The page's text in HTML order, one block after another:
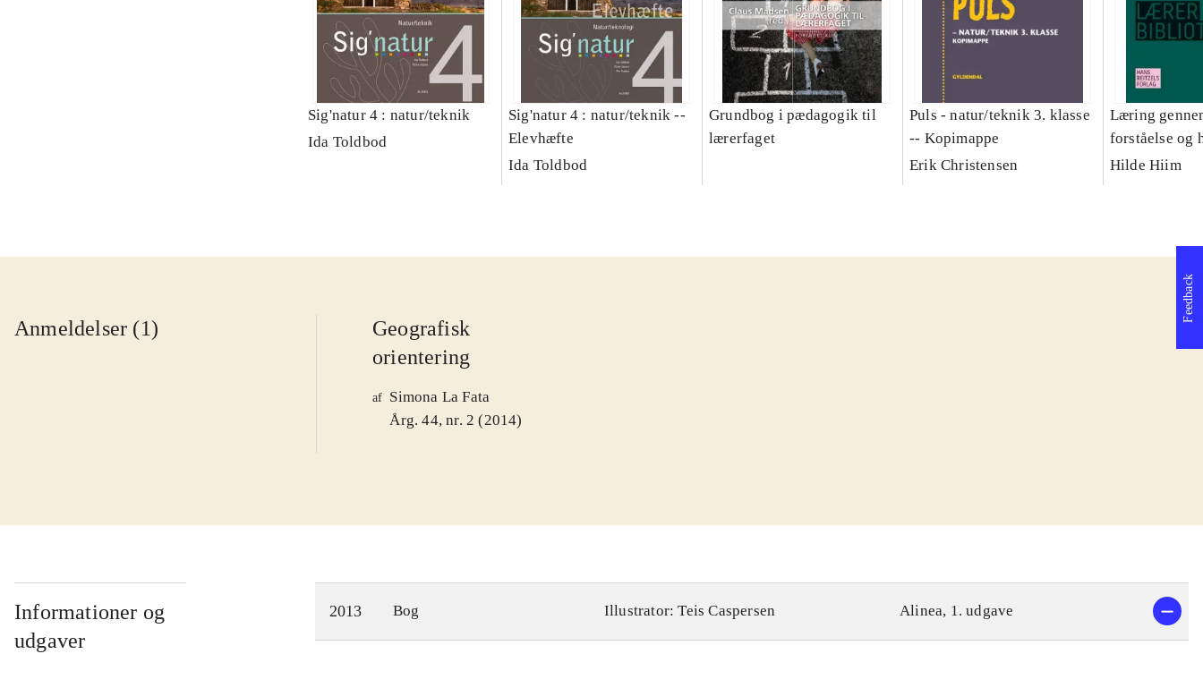
Sig'natur 4 : natur/teknik
Ida Toldbod
Sig'natur 4 : natur/teknik --
Elevhæfte
Ida Toldbod
Grundbog i pædagogik til
lærerfaget
Puls - natur/teknik 3. klasse
-- Kopimappe
Erik Christensen
Læring
forståelse og
studiebog i
Hilde Hiim
Anmeldelser (1)
Geografisk
orientering
af Simona La Fata
Årg. 44, nr. 2 (2014)
Informationer og
udgaver
2013 Bog Illustrator: Teis Caspersen Alinea, 1. udgave
Feedback